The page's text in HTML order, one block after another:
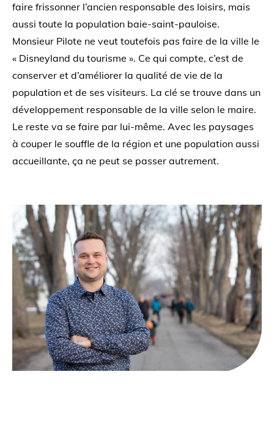
faire frissonner l’ancien responsable des loisirs, mais
aussi toute la population baie-saint-pauloise.
Monsieur Pilote ne veut toutefois pas faire de la ville le
« Disneyland du tourisme ». Ce qui compte, c’est de
conserver et d’améliorer la qualité de vie de la
population et de ses visiteurs. La clé se trouve dans un
développement responsable de la ville selon le maire.
Le reste va se faire par lui-même. Avec les paysages
à couper le souffle de la région et une population aussi
accueillante, ça ne peut se passer autrement.